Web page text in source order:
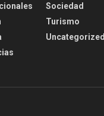
Sociedad
Turismo
Uncategorized